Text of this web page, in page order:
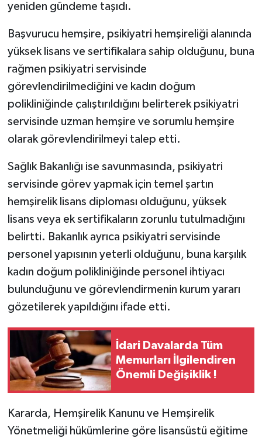
yeniden gündeme taşıdı.
Başvurucu hemşire, psikiyatri hemşireliği alanında
yüksek lisans ve sertifikalara sahip olduğunu, buna
rağmen psikiyatri servisinde
görevlendirilmediğini ve kadın doğum
polikliniğinde çalıştırıldığını belirterek psikiyatri
servisinde uzman hemşire ve sorumlu hemşire
olarak görevlendirilmeyi talep etti.
Sağlık Bakanlığı ise savunmasında, psikiyatri
servisinde görev yapmak için temel şartın
hemşirelik lisans diploması olduğunu, yüksek
lisans veya ek sertifikaların zorunlu tutulmadığını
belirtti. Bakanlık ayrıca psikiyatri servisinde
personel yapısının yeterli olduğunu, buna karşılık
kadın doğum polikliniğinde personel ihtiyacı
bulunduğunu ve görevlendirmenin kurum yararı
gözetilerek yapıldığını ifade etti.
İdari Davalarda Tüm
Memurları İlgilendiren
Önemli Değişiklik !
Kararda, Hemşirelik Kanunu ve Hemşirelik
Yönetmeliği hükümlerine göre lisansüstü eğitime